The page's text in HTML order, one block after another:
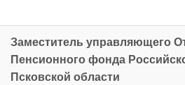
Заместитель управляющего
Пенсионного фонда
Псковской области